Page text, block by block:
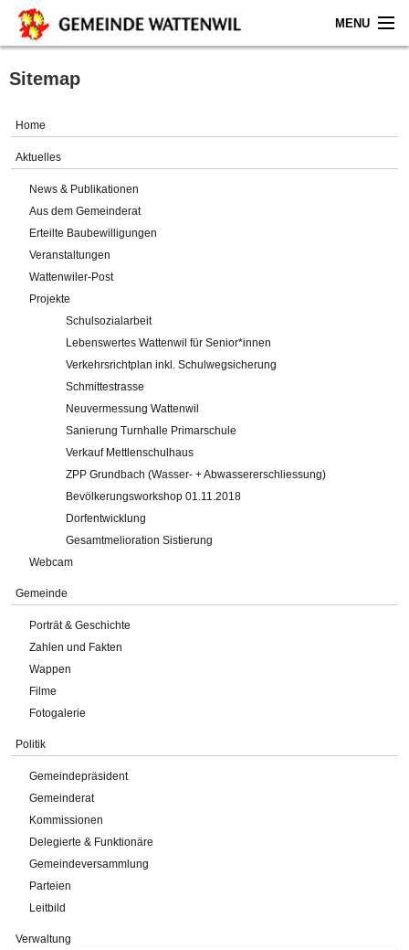
MENU
Home
Gemeinde
Verwaltung
Online-Service
Impressum
Sitemap
Home
Aktuelles
News & Publikationen
Aus dem Gemeinderat
Erteilte Baubewilligungen
Veranstaltungen
Wattenwiler-Post
Projekte
Schulsozialarbeit
Lebenswertes Wattenwil für Senior*innen
Verkehrsrichtplan inkl. Schulwegsicherung
Schmittestrasse
Neuvermessung Wattenwil
Sanierung Turnhalle Primarschule
Verkauf Mettlenschulhaus
ZPP Grundbach (Wasser- + Abwassererschliessung)
Bevölkerungsworkshop 01.11.2018
Dorfentwicklung
Gesamtmelioration Sistierung
Webcam
Gemeinde
Porträt & Geschichte
Zahlen und Fakten
Wappen
Filme
Fotogalerie
Politik
Gemeindepräsident
Gemeinderat
Kommissionen
Delegierte & Funktionäre
Gemeindeversammlung
Parteien
Leitbild
Verwaltung